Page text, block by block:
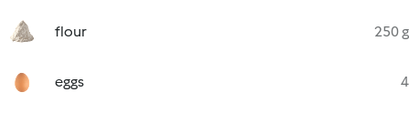
flour 250 g
eggs 4